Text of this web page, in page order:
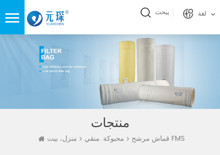
يبحث لغة
منتجات
منزل، بيت محبوكة .منقي قماش مرشح FMS